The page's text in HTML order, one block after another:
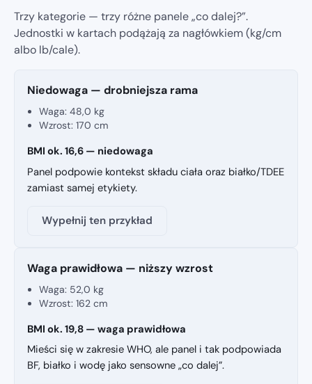
Trzy kategorie — trzy różne panele „co dalej?”.
Jednostki w kartach podążają za nagłówkiem (kg/cm
albo lb/cale).
Niedowaga — drobniejsza rama
Waga:48,0 kg
Wzrost:170 cm
BMI ok. 16,6 — niedowaga
Panel podpowie kontekst składu ciała oraz białko/TDEE
zamiast samej etykiety.
Wypełnij ten przykład
Waga prawidłowa — niższy wzrost
Waga: 52,0 kg
Wzrost:162 cm
BMI ok. 19,8 — waga prawidłowa
Mieści się w zakresie WHO, ale panel i tak podpowiada
BF, białko i wodę jako sensowne „co dalej”.